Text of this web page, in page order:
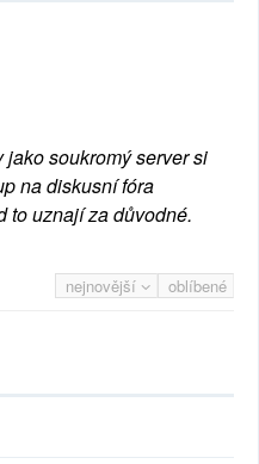
soukromý server si
na diskusní fóra
to uznají za důvodné.
nejnovější oblíbené